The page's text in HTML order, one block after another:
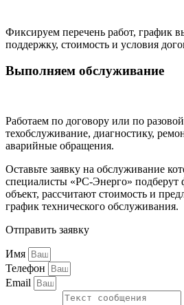
Фиксируем перечень работ, график
поддержку, стоимость и условия
Выполняем обслуживание
Работаем по договору или по
техобслуживание, диагностику,
аварийные обращения.
Оставьте заявку на обслуживание
специалисты «РС-Энерго» подберут
объект, рассчитают стоимость и
график технического обслуживания.
Отправить заявку
Имя
Телефон
Email